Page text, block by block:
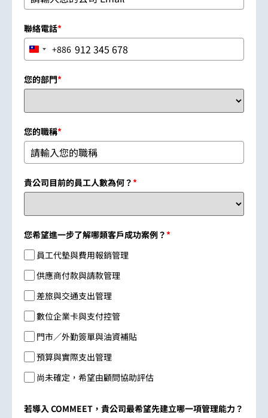
聯絡電話*
Taiwan +886
+886
您的部門*
您的職稱*
貴公司目前的員工人數為何？*
您希望進一步了解哪類客戶成功案例？*
員工代墊與費用報銷管理
供應商付款與請款管理
差旅與交通支出管理
數位企業卡與支付控管
門市／外勤簽單與油資補貼
預算與實際支出管理
尚未確定，希望由顧問協助評估
若導入 COMMEET，貴公司最希望先建立哪一項管理能力？